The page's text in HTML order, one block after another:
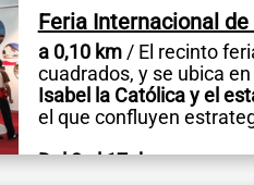
Feria Internacional
a 0,10 km/ El recinto
cuadrados, y se ubica
Isabel la Católica y el
el que confluyen
Del 2 al 17 de...